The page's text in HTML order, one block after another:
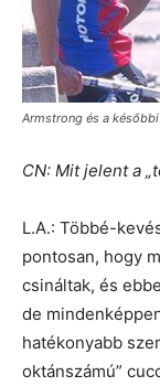
Armstrong és a
CN: Mit jelent a
L.A.: Többé-
pontosan, hogy
csináltak, és
de
hatékonyabb
oktánszámú”